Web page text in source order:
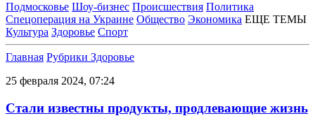
Подмосковье Шоу-бизнес Происшествия Политика
Спецоперация на Украине Общество Экономика ЕЩЕ ТЕМЫ
Культура Здоровье Спорт
Главная Рубрики Здоровье
25 февраля 2024, 07:24
Стали известны продукты, продлевающие жизнь